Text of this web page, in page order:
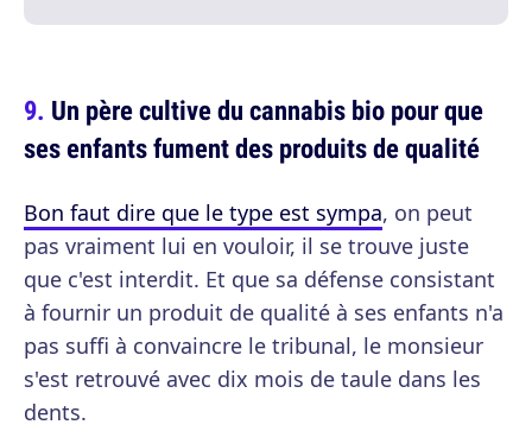
Un père cultive du cannabis bio pour que
ses enfants fument des produits de qualité
Bon faut dire que le type est sympa, on peut
pas vraiment lui en vouloir, il se trouve juste
que c'est interdit. Et que sa défense consistant
à fournir un produit de qualité à ses enfants n'a
pas suffi à convaincre le tribunal, le monsieur
s'est retrouvé avec dix mois de taule dans les
dents.